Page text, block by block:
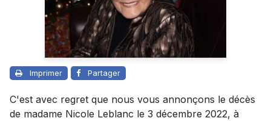
Imprimer Partager
C'est avec regret que nous vous annonçons le décès
de madame Nicole Leblanc le 3 décembre 2022, à